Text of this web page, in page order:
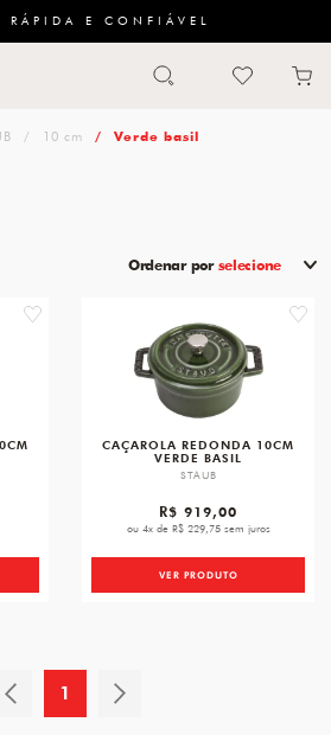
RÁPIDA E CONFIÁVEL
MESA
PANELAS
TALHERES
10 cm Verde basil
Ordenar por selecione
favorite
CAÇAROLA REDONDA 10CM
VERDE BASIL
STAUB
R$ 919,00
ou 4x de R$ 229,75 sem juros
VER PRODUTO
1